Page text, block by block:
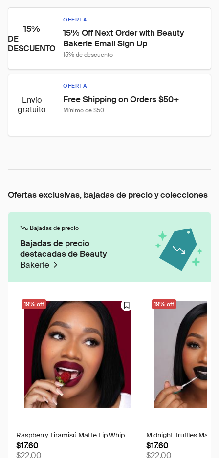
15%
DE
DESCUENTO
OFERTA
15% Off Next Order with Beauty
Bakerie Email Sign Up
15% de descuento
Envío
gratuito
OFERTA
Free Shipping on Orders $50+
Mínimo de $50
Ofertas exclusivas, bajadas de precio y colecciones
Bajadas de precio
Bajadas de precio
destacadas de Beauty
Bakerie
19% off
Raspberry Tiramisú Matte Lip Whip
$17.60
$22.00
19% off
Midnight Truffles Matte
$17.60
$22.00